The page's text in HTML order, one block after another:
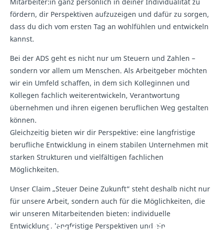
fördern, dir Perspektiven aufzuzeigen und dafür zu sorgen,
dass du dich vom ersten Tag an wohlfühlen und entwickeln
kannst.
Bei der ADS geht es nicht nur um Steuern und Zahlen –
sondern vor allem um Menschen. Als Arbeitgeber möchten
wir ein Umfeld schaffen, in dem sich Kolleginnen und
Kollegen fachlich weiterentwickeln, Verantwortung
übernehmen und ihren eigenen beruflichen Weg gestalten
können.
Gleichzeitig bieten wir dir Perspektive: eine langfristige
berufliche Entwicklung in einem stabilen Unternehmen mit
starken Strukturen und vielfältigen fachlichen
Möglichkeiten.
Unser Claim „Steuer Deine Zukunft“ steht deshalb nicht nur
für unsere Arbeit, sondern auch für die Möglichkeiten, die
wir unseren Mitarbeitenden bieten: individuelle
Entwicklung, langfristige Perspektiven und ein